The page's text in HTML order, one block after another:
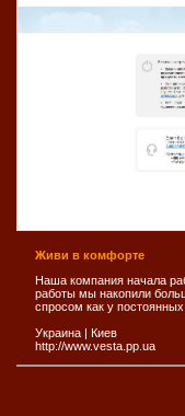
Живи в комфорте
Наша компания начала
работы мы накопили
спросом как у
Украина | Киев
http://www.vesta.pp.ua